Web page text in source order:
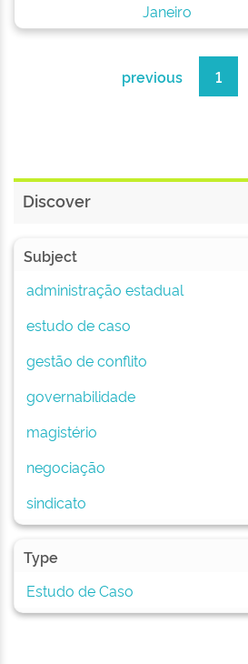
Janeiro
previous 1
Discover
Subject
administração estadual
estudo de caso
gestão de conflito
governabilidade
magistério
negociação
sindicato
Type
Estudo de Caso